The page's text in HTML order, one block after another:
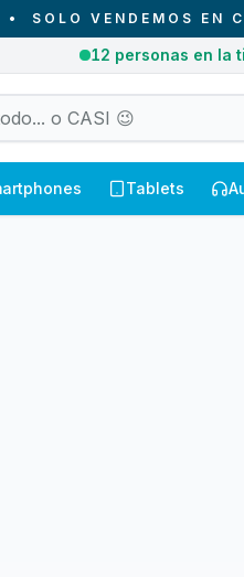
VENDEMOS EN
12 personas en la
Tablets